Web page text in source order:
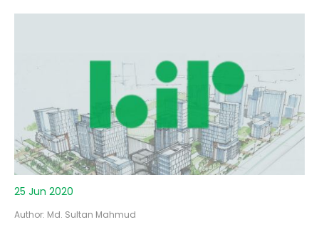
25 Jun 2020
Author: Md. Sultan Mahmud